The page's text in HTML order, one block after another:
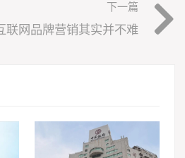
下一篇
联网品牌营销其实并不难